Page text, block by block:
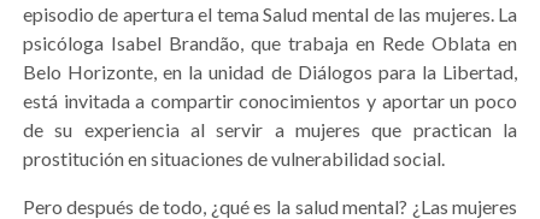
episodio de apertura el tema Salud mental de las mujeres. La
psicóloga Isabel Brandão, que trabaja en Rede Oblata en
Belo Horizonte, en la unidad de Diálogos para la Libertad,
está invitada a compartir conocimientos y aportar un poco
de su experiencia al servir a mujeres que practican la
prostitución en situaciones de vulnerabilidad social.
Pero después de todo, ¿qué es la salud mental? ¿Las mujeres